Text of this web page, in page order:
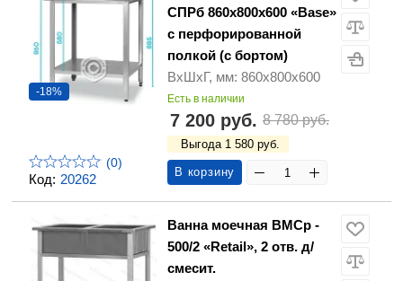
Код: 20262
-18%
(0)
СПРб 860х800х600 «Base»
с перфорированной
полкой (с бортом)
ВхШхГ, мм: 860х800х600
Есть в наличии
7 200 руб. 8 780 руб.
Выгода 1 580 руб.
В корзину
Ванна моечная ВМСр -
500/2 «Retail», 2 отв. д/
смесит.